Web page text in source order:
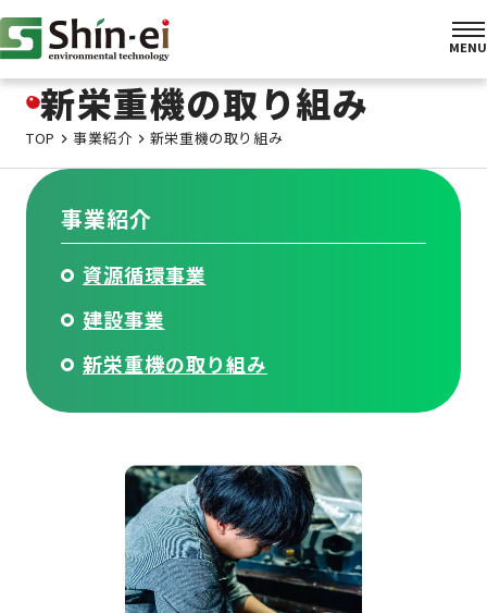
新栄重機の取り組み
TOP 事業紹介 新栄重機の取り組み
事業紹介
資源循環事業
建設事業
新栄重機の取り組み